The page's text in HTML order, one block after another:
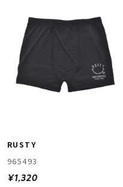
RUSTY
965493
¥1,320